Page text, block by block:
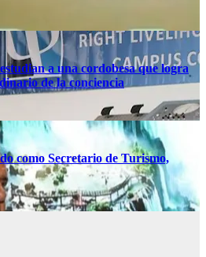
a una cordobesa que logra
de la conciencia
como Secretario de Turismo,